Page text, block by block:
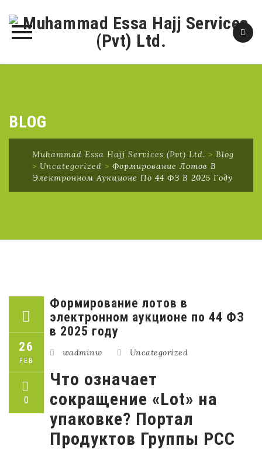
BLOG
Muhammad Essa Hajj Services (Pvt) Ltd. > Blog
> Uncategorized > Формирование Лотов В
Электронном Аукционе По 44 ФЗ В 2025 Году
26
FEB
0
Формирование лотов в
электронном аукционе по 44 ФЗ
в 2025 году
wadminw Uncategorized
Что означает
сокращение «Lot» на
упаковке? Портал
Продуктов Группы РСС